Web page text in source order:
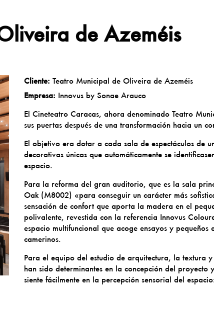
de Azeméis
Cliente: Teatro Municipal de Oliveira de Azeméis
Empresa: Innovus by Sonae Arauco
El Cineteatro Caracas, ahora denominado Teatro
sus puertas después de una transformación hacia un
El objetivo era dotar a cada sala de espectáculos de
decorativas únicas que automáticamente se
espacio.
Para la reforma del gran auditorio, que es la sala
Oak (M8002) «para conseguir un carácter más
sensación de confort que aporta la madera en el
polivalente, revestida con la referencia Innovus
espacio multifuncional que acoge ensayos y
camerinos.
Para el equipo del estudio de arquitectura, la textura
han sido determinantes en la concepción del
siente fácilmente en la percepción sensorial del